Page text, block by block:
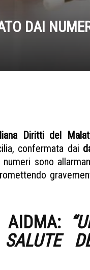
DAI
Diritti del
confermata dai
sono